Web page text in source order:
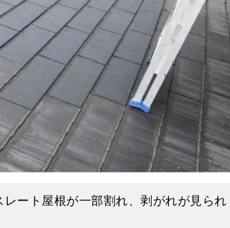
ました。
をご確認ください。
八女市｜大木町｜広川町 他
｜菊池市 他で、塗装工事、屋根工事
ート屋根が一部割れ、剥がれが見られ